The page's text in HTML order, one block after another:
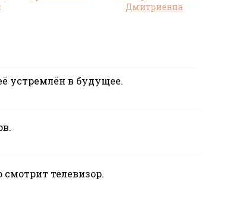
Дмитриевна
устремлён в будущее.
телевизор.